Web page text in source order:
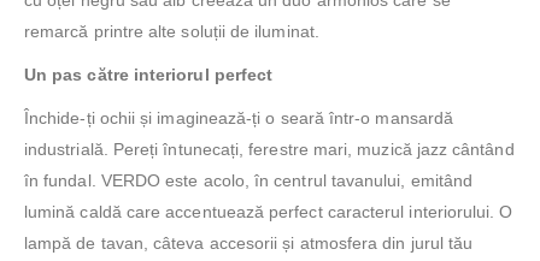
remarcă printre alte soluții de iluminat.
Un pas către interiorul perfect
Închide-ți ochii și imaginează-ți o seară într-o mansardă
industrială. Pereți întunecați, ferestre mari, muzică jazz cântând
în fundal. VERDO este acolo, în centrul tavanului, emitând
lumină caldă care accentuează perfect caracterul interiorului. O
lampă de tavan, câteva accesorii și atmosfera din jurul tău